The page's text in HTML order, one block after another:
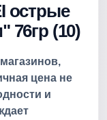
острые
(10)
цена не
и